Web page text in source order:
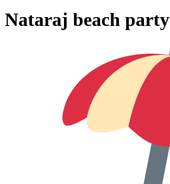
Nataraj beach party